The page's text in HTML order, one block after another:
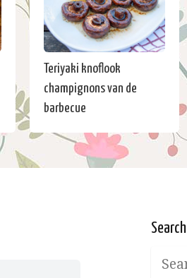
Teriyaki knoflook
champignons van de
barbecue
Search